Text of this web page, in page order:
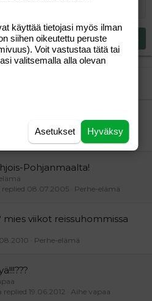
Roman
Lähetä vastaus
Perhe-elämä
24.05.2006
Pohjanmaalta!
Perhe-elämä
08.07.2005
viikot reissuhommissa
Perhe-elämä
Aihe vapaa
19.06.2012
käyttää tietojasi myös ilman
siihen oikeutettu peruste
Voit vastustaa tätä tai
valitsemalla alla olevan
Hyväksy
Asetukset